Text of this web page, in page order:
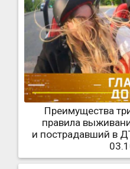
Преимущества
правила
и пострадавший в